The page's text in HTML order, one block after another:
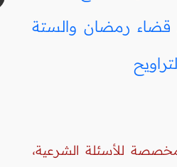
رمضان والستة
للأسئلة الشرعية،